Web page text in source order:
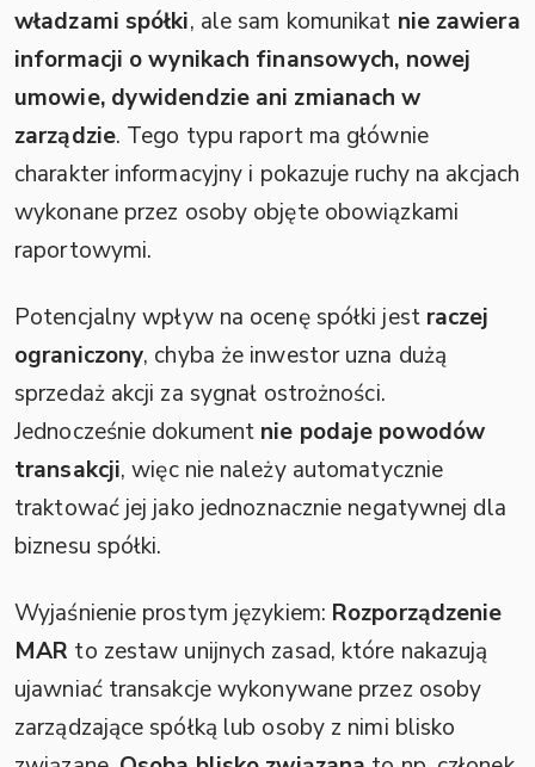
władzami spółki, ale sam komunikat nie zawiera
informacji o wynikach finansowych, nowej
umowie, dywidendzie ani zmianach w
zarządzie. Tego typu raport ma głównie
charakter informacyjny i pokazuje ruchy na akcjach
wykonane przez osoby objęte obowiązkami
raportowymi.
Potencjalny wpływ na ocenę spółki jest raczej
ograniczony, chyba że inwestor uzna dużą
sprzedaż akcji za sygnał ostrożności.
Jednocześnie dokument nie podaje powodów
transakcji, więc nie należy automatycznie
traktować jej jako jednoznacznie negatywnej dla
biznesu spółki.
Wyjaśnienie prostym językiem: Rozporządzenie
MAR to zestaw unijnych zasad, które nakazują
ujawniać transakcje wykonywane przez osoby
zarządzające spółką lub osoby z nimi blisko